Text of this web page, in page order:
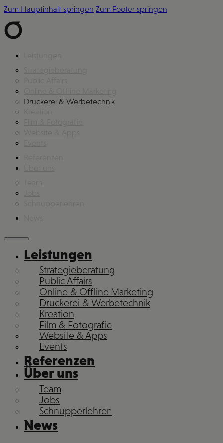
Zum Hauptinhalt springen Zum Footer springen
Druckerei & Werbetechnik
Leistungen
Strategieberatung
Public Affairs
Online & Offline Marketing
Druckerei & Werbetechnik
Kreation
Film & Fotografie
Website & Apps
Events
Referenzen
Über uns
Team
Jobs
Schnupperlehren
News